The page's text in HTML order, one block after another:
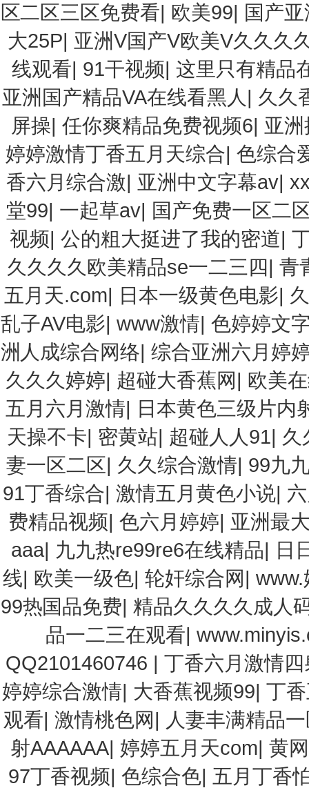
区二区三区免费看| 欧美99| 国产
大25P| 亚洲V国产V欧美V久久久
线观看| 91干视频|这里只有精品
亚洲国产精品VA在线看黑人 | 久久
屏操| 任你爽精品免费视频6| 亚
婷婷激情丁香五月天综合|色综合
香六月综合激| 亚洲中文字幕av|
堂99| 一起草av| 国产免费一区二
视频| 公的粗大挺进了我的密道|
久久久久欧美精品se一二三四| 青
五月天.com| 日本一级黄色电影|
乱子AV电影| www激情| 色婷婷文
洲人成综合网络|综合亚洲六月婷
久久久婷婷| 超碰大香蕉网| 欧美
五月六月激情| 日本黄色三级片内
天操不卡| 密黄站| 超碰人人91| 久
妻一区二区| 久久综合激情| 99九
91丁香综合|激情五月黄色小说|
费精品视频|色六月婷婷| 亚洲最
aaa| 九九热re99re6在线精品| 日
线| 欧美一级色| 轮奸综合网|
99热国品免费|精品久久久久成人
品一二三在观看|
QQ2101460746 | 丁香六月激情四
婷婷综合激情| 大香蕉视频99|丁
观看|激情桃色网| 人妻丰满精品
射AAAAAA| 婷婷五月天com| 黄
97丁香视频| 色综合色| 五月丁香